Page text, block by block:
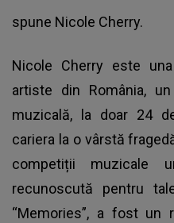
spune Nicole Cherry.
Nicole Cherry este
artiste din România,
muzicală, la doar 24
cariera la o vârstă
competiții
recunoscută pentru
“Memories”, a fost un